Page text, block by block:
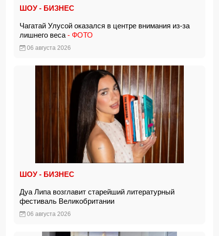
ШОУ - БИЗНЕС
Чагатай Улусой оказался в центре внимания из-за
лишнего веса - ФОТО
06 августа 2026
ШОУ - БИЗНЕС
Дуа Липа возглавит старейший литературный
фестиваль Великобритании
06 августа 2026